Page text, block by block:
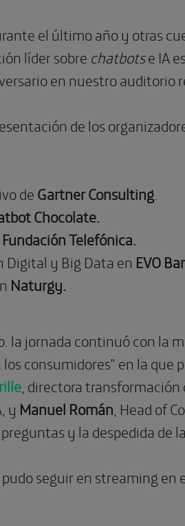
el último año y otras
líder sobre chatbotse IA
en nuestro auditorio
de los
deGartner Consulting
Chocolate.
Fundación Telefónica.
Digital y Big Data en EVO
Naturgy.
la jornada continuó con la
consumidores” en la que
, directora
y Manuel Román , Head of
y la despedida de
seguir en streaming en